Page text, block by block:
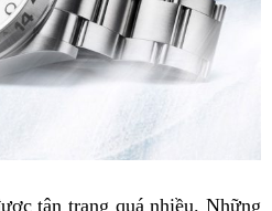
tân trang quá nhiều. Những